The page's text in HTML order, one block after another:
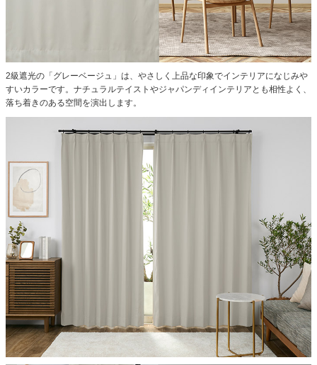
2級遮光の「グレーベージュ」は、やさしく上品な印象でインテリアになじみや
すいカラーです。ナチュラルテイストやジャパンディインテリアとも相性よく、
落ち着きのある空間を演出します。